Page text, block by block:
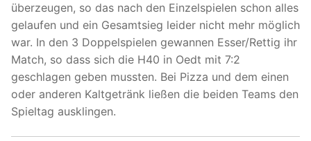
überzeugen, so das nach den Einzelspielen schon alles
gelaufen und ein Gesamtsieg leider nicht mehr möglich
war. In den 3 Doppelspielen gewannen Esser/Rettig ihr
Match, so dass sich die H40 in Oedt mit 7:2
geschlagen geben mussten. Bei Pizza und dem einen
oder anderen Kaltgetränk ließen die beiden Teams den
Spieltag ausklingen.